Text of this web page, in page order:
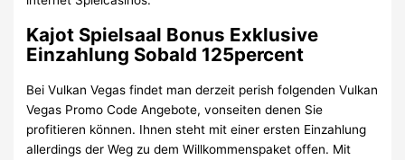
Kajot Spielsaal Bonus Exklusive
Einzahlung Sobald 125percent
Bei Vulkan Vegas findet man derzeit perish folgenden Vulkan
Vegas Promo Code Angebote, vonseiten denen Sie
profitieren können. Ihnen steht mit einer ersten Einzahlung
allerdings der Weg zu dem Willkommenspaket offen. Mit